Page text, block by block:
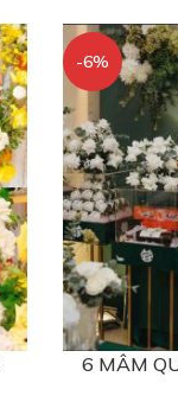
-6%
6 MÂM